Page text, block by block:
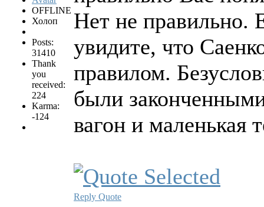
OFFLINE
Холоп
Posts:
31410
Thank
you
received:
224
Karma:
-124
Нет не правильно.
увидите, что
правилом.
были
вагон и маленькая
Reply Quote